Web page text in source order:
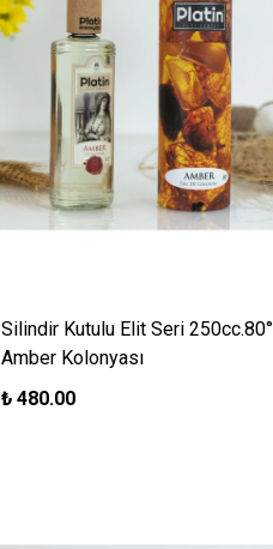
Silindir Kutulu Elit Seri 250cc.80°
Amber Kolonyası
₺480.00